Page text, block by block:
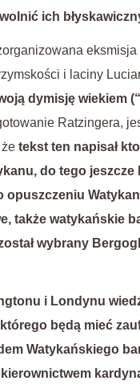
ich
i laciny
dymisję wiekiem
Ratzingera,
tekst ten napisał
do tego jeszcze
opuszczeniu
także watykańskie
wybrany
i Londynu
będą mieć
Watykańskiego